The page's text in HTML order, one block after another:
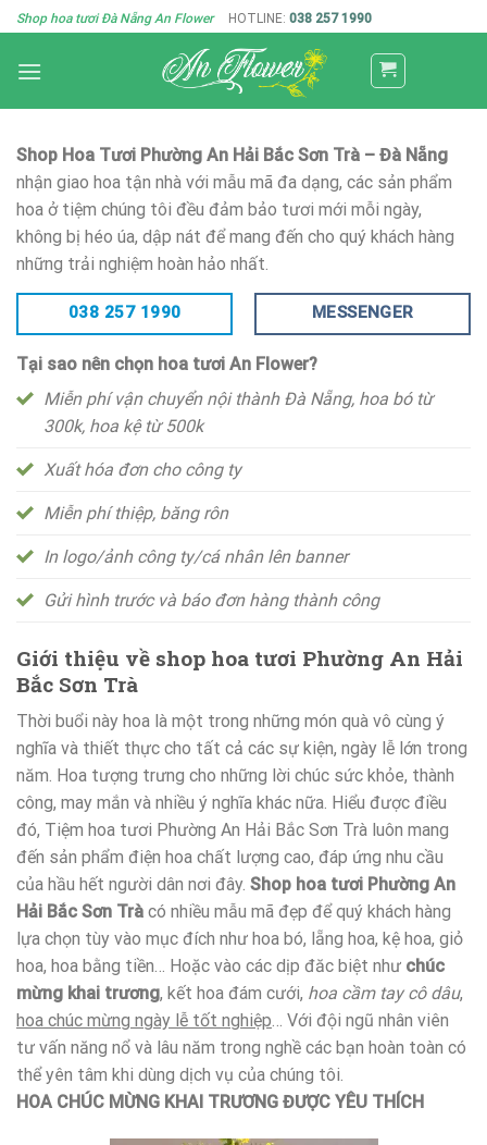
Skip
to
content
Shop hoa tươi Đà Nẵng An Flower HOTLINE: 038 257 1990
Shop Hoa Tươi Phường An Hải Bắc Sơn Trà – Đà Nẵng
nhận giao hoa tận nhà với mẫu mã đa dạng, các sản phẩm
hoa ở tiệm chúng tôi đều đảm bảo tươi mới mỗi ngày,
không bị héo úa, dập nát để mang đến cho quý khách hàng
những trải nghiệm hoàn hảo nhất.
038 257 1990 MESSENGER
Tại sao nên chọn hoa tươi An Flower?
Miễn phí vận chuyển nội thành Đà Nẵng, hoa bó từ
300k, hoa kệ từ 500k
Xuất hóa đơn cho công ty
Miễn phí thiệp, băng rôn
In logo/ảnh công ty/cá nhân lên banner
Gửi hình trước và báo đơn hàng thành công
Giới thiệu về shop hoa tươi Phường An Hải
Bắc Sơn Trà
Thời buổi này hoa là một trong những món quà vô cùng ý
nghĩa và thiết thực cho tất cả các sự kiện, ngày lễ lớn trong
năm. Hoa tượng trưng cho những lời chúc sức khỏe, thành
công, may mắn và nhiều ý nghĩa khác nữa. Hiểu được điều
đó, Tiệm hoa tươi Phường An Hải Bắc Sơn Trà luôn mang
đến sản phẩm điện hoa chất lượng cao, đáp ứng nhu cầu
của hầu hết người dân nơi đây. Shop hoa tươi Phường An
Hải Bắc Sơn Trà có nhiều mẫu mã đẹp để quý khách hàng
lựa chọn tùy vào mục đích như hoa bó, lẵng hoa, kệ hoa, giỏ
hoa, hoa bằng tiền… Hoặc vào các dịp đăc biệt như chúc
mừng khai trương, kết hoa đám cưới, hoa cầm tay cô dâu,
hoa chúc mừng ngày lễ tốt nghiệp… Với đội ngũ nhân viên
tư vấn năng nổ và lâu năm trong nghề các bạn hoàn toàn có
thể yên tâm khi dùng dịch vụ của chúng tôi.
HOA CHÚC MỪNG KHAI TRƯƠNG ĐƯỢC YÊU THÍCH